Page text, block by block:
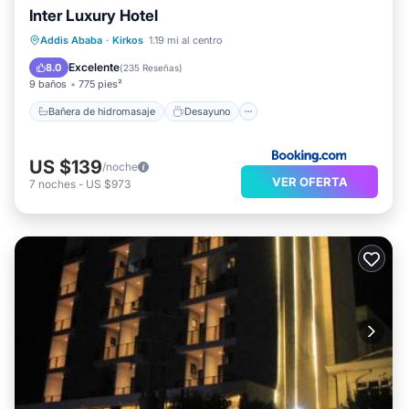
Inter Luxury Hotel
Addis Ababa · Kirkos 1.19 mi al centro
8.0 Excelente(235 Reseñas)
9 baños 775 pies²
Bañera de hidromasaje Desayuno
Bañera de hidromasaje
Aparcamiento
US $139/noche
7 noches - US $973 VER OFERTA